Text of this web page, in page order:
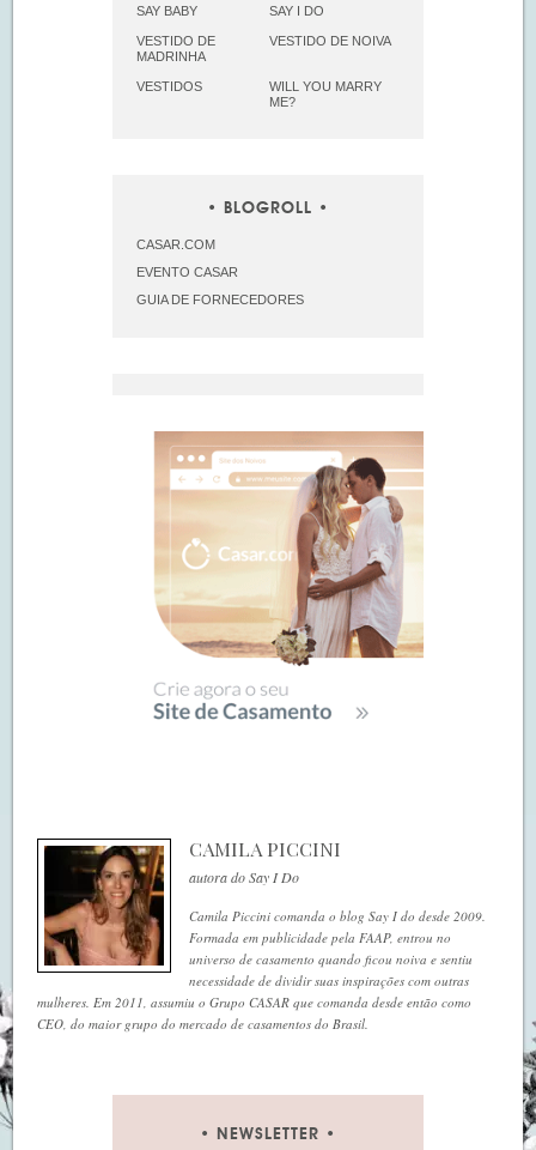
SAY BABY SAY I DO
VESTIDO DE
MADRINHA
VESTIDO DE NOIVA
VESTIDOS
WILL YOU MARRY
ME?
BLOGROLL
CASAR.COM
EVENTO CASAR
GUIA DE FORNECEDORES
CAMILA PICCINI
autora do Say I Do
Camila Piccini comanda o blog Say I do desde 2009.
Formada em publicidade pela FAAP, entrou no
universo de casamento quando ficou noiva e sentiu
necessidade de dividir suas inspirações com outras
mulheres. Em 2011, assumiu o Grupo CASAR que comanda desde então como
CEO, do maior grupo do mercado de casamentos do Brasil.
NEWSLETTER